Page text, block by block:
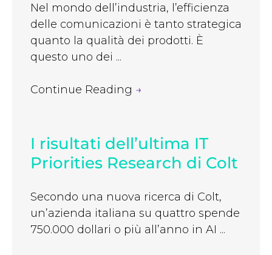
Nel mondo dell’industria, l’efficienza
delle comunicazioni è tanto strategica
quanto la qualità dei prodotti. È
questo uno dei ...
Continue Reading →
I risultati dell’ultima IT
Priorities Research di Colt
Secondo una nuova ricerca di Colt,
un’azienda italiana su quattro spende
750.000 dollari o più all’anno in AI ...